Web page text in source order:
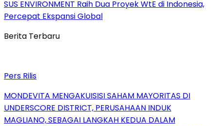
SUS ENVIRONMENT Raih Dua Proyek WtE di Indonesia,
Percepat Ekspansi Global
Berita Terbaru
Pers Rilis
MONDEVITA MENGAKUISISI SAHAM MAYORITAS DI
UNDERSCORE DISTRICT, PERUSAHAAN INDUK
MAGLIANO, SEBAGAI LANGKAH KEDUA DALAM